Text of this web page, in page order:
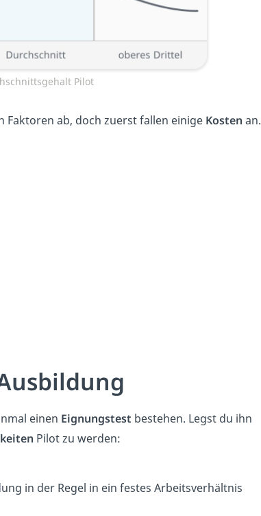
Pilot
Faktoren ab, doch zuerst fallen einige Kosten an.
einen Eignungstest bestehen. Legst du ihn
Pilot zu werden:
in der Regel in ein festes Arbeitsverhältnis